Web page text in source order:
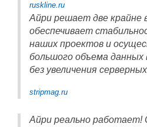
ruskline.ru
Айри решает две крайне
обеспечивает
наших проектов и
большого объема
без увеличения
stripmag.ru
Айри реально работает!